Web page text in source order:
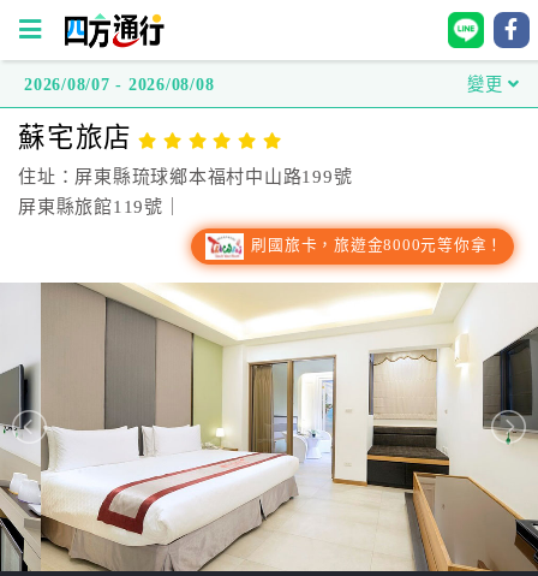
方
通
行
灣
房
直
接
2026/08/07 - 2026/08/08 變更
蘇宅旅店
住址：屏東縣琉球鄉本福村中山路199號
屏東縣旅館119號｜
刷國旅卡，旅遊金8000元等你拿！